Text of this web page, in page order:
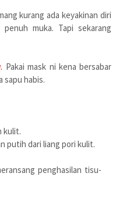
kurang ada keyakinan diri
muka. Tapi sekarang
. Pakai mask ni kena bersabar
sapu habis.
kulit.
putih dari liang pori kulit.
penghasilan tisu-